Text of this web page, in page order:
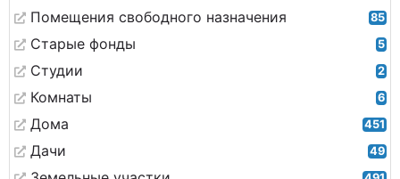
Помещения свободного назначения 85
Старые фонды 5
Студии 2
Комнаты 6
Дома 451
Дачи 49